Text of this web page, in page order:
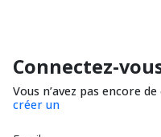
Connectez-
Vous n’avez pas encore
créer un